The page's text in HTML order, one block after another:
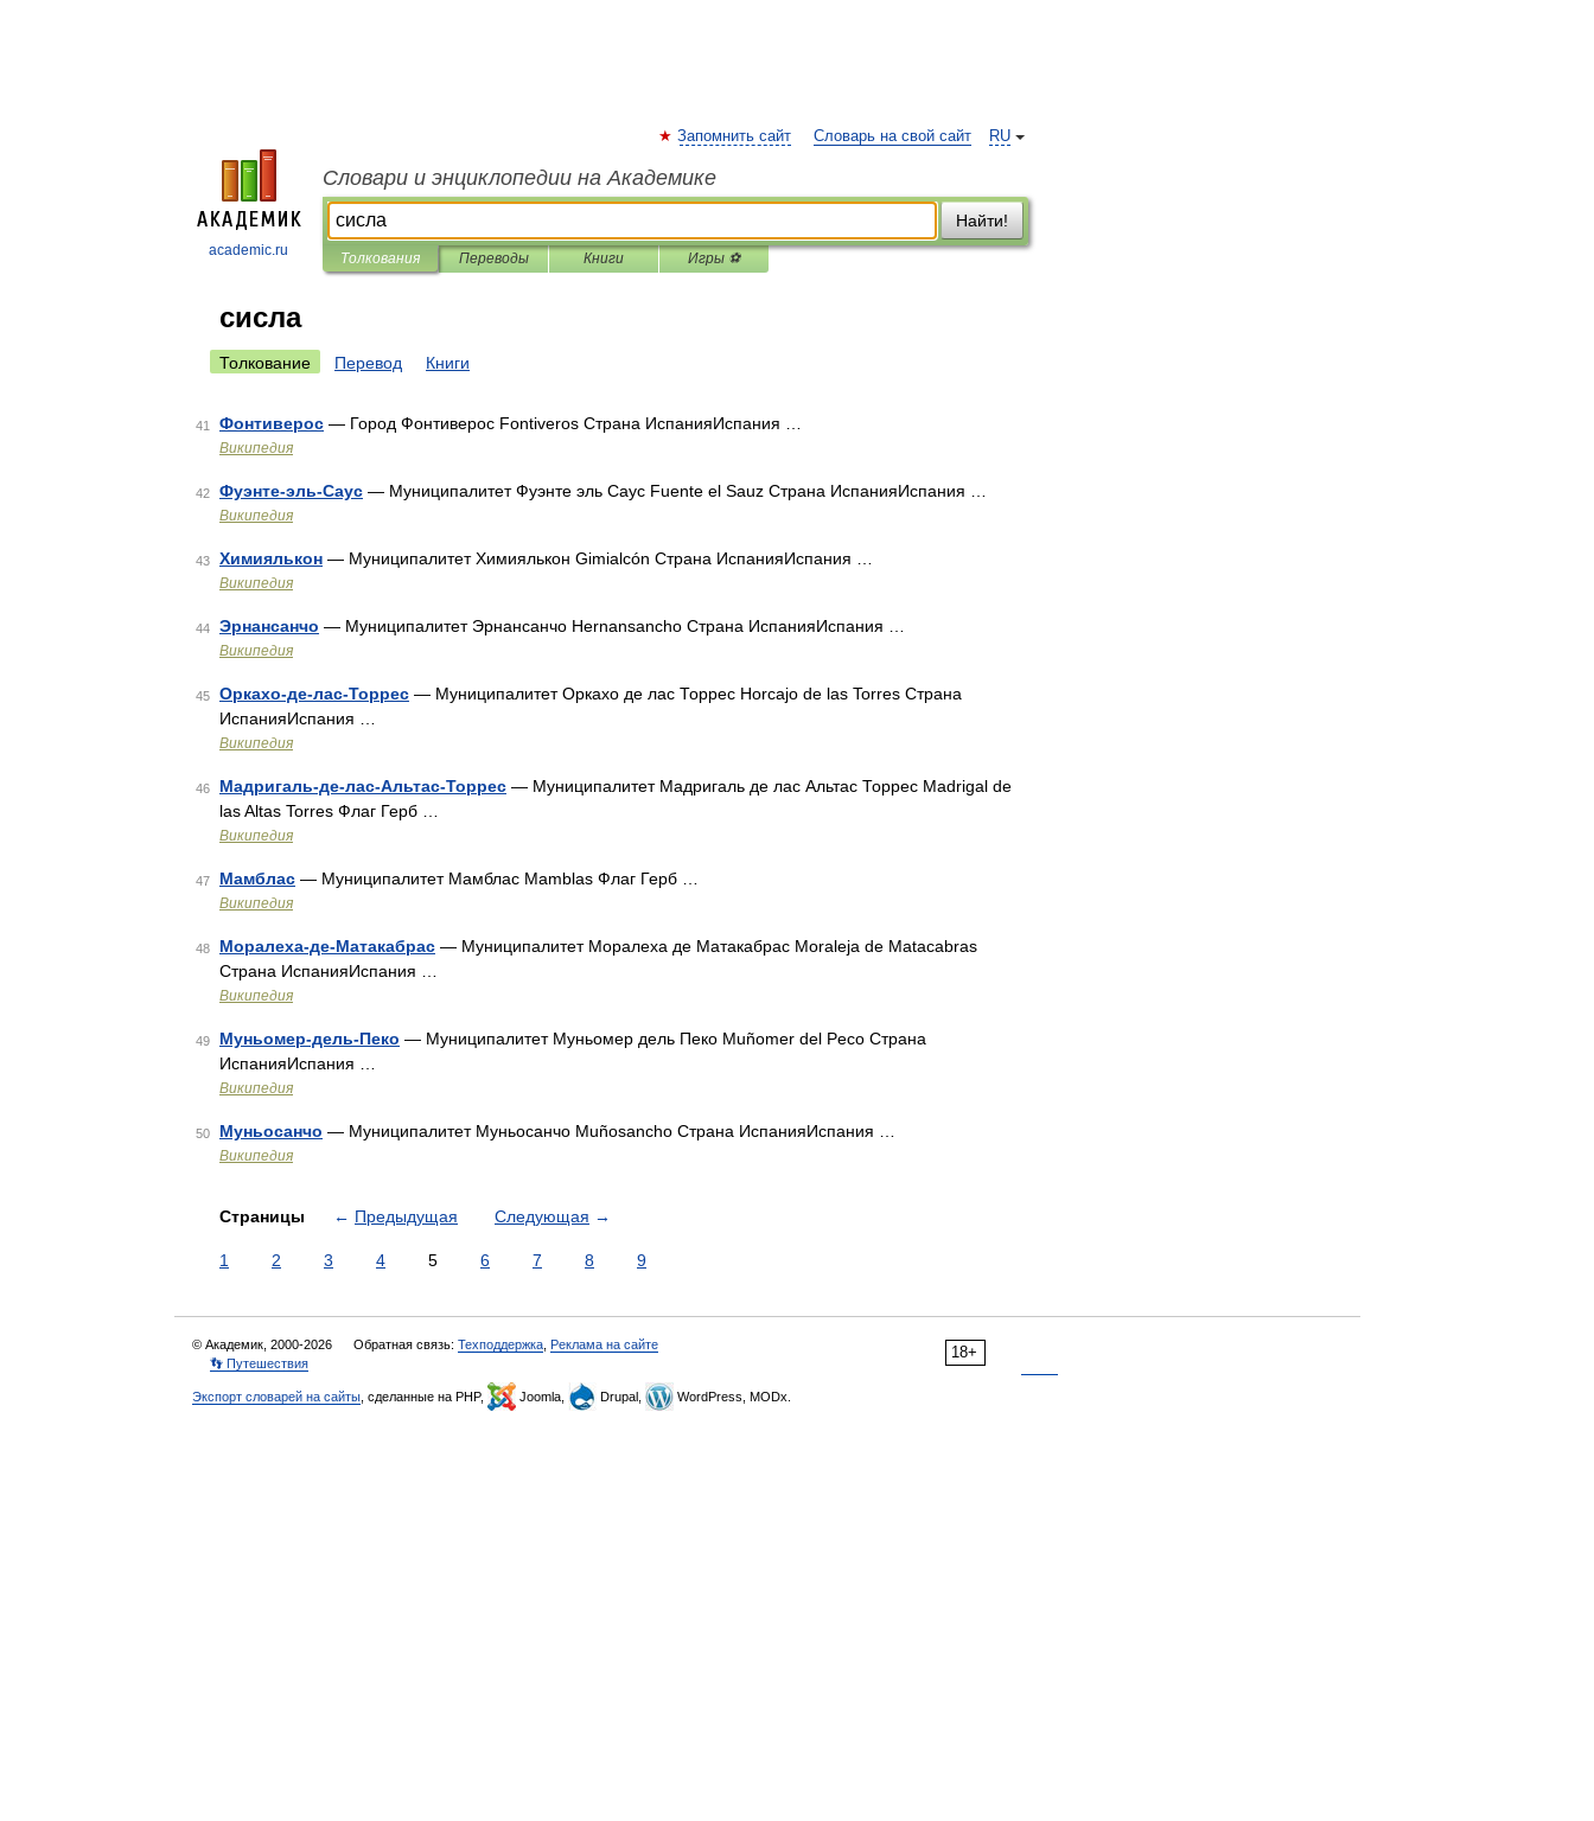
academic.ru
RU
Запомнить сайт Словарь на свой сайт
Словари и энциклопедии на Академике
Найти!
Толкования Переводы Книги Игры ⚽
сисла
Толкование Перевод Книги
41 Фонтиверос — Город Фонтиверос Fontiveros Страна ИспанияИспания …
Википедия
42 Фуэнте-эль-Саус — Муниципалитет Фуэнте эль Саус Fuente el Sauz Страна ИспанияИспания …
Википедия
43 Химиялькон — Муниципалитет Химиялькон Gimialcón Страна ИспанияИспания …
Википедия
44 Эрнансанчо — Муниципалитет Эрнансанчо Hernansancho Страна ИспанияИспания …
Википедия
45 Оркахо-де-лас-Торрес — Муниципалитет Оркахо де лас Торрес Horcajo de las Torres Страна
ИспанияИспания …
Википедия
46 Мадригаль-де-лас-Альтас-Торрес — Муниципалитет Мадригаль де лас Альтас Торрес Madrigal de
las Altas Torres Флаг Герб …
Википедия
47 Мамблас — Муниципалитет Мамблас Mamblas Флаг Герб …
Википедия
48 Моралеха-де-Матакабрас — Муниципалитет Моралеха де Матакабрас Moraleja de Matacabras
Страна ИспанияИспания …
Википедия
49 Муньомер-дель-Пеко — Муниципалитет Муньомер дель Пеко Muñomer del Peco Страна
ИспанияИспания …
Википедия
50 Муньосанчо — Муниципалитет Муньосанчо Muñosancho Страна ИспанияИспания …
Википедия
Страницы ← Предыдущая Следующая →
1 2 3 4 5 6 7 8 9
18+
© Академик, 2000-2026 Обратная связь: Техподдержка Реклама на сайте
👣 Путешествия
Экспорт словарей на сайты , сделанные на PHP, Joomla, Drupal, WordPress, MODx.